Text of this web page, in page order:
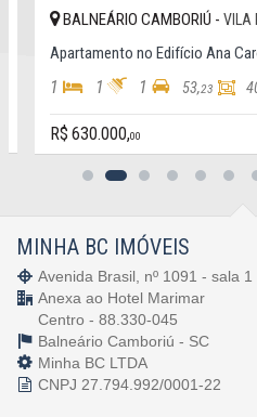
BALNEÁRIO CAMBORIÚ - VILA
Apartamento no Edifício Ana
1 1 1 53,23
R$ 630.000,00
MINHA BC IMÓVEIS
Avenida Brasil, nº 1091 - sala 1
Anexa ao Hotel Marimar
Centro - 88.330-045
Balneário Camboriú - SC
Minha BC LTDA
CNPJ 27.794.992/0001-22